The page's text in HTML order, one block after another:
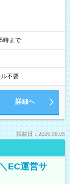
時まで
不要
詳細へ
掲載日：2026.08.05
EC運営サ